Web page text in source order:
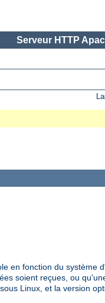
Serveur HTTP
en fonction du système
soient reçues, ou
sous Linux, et la version